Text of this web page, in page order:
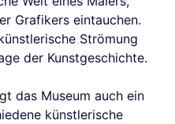
Grafikers eintauchen.
Strömung
der Kunstgeschichte.
das Museum auch ein
künstlerische